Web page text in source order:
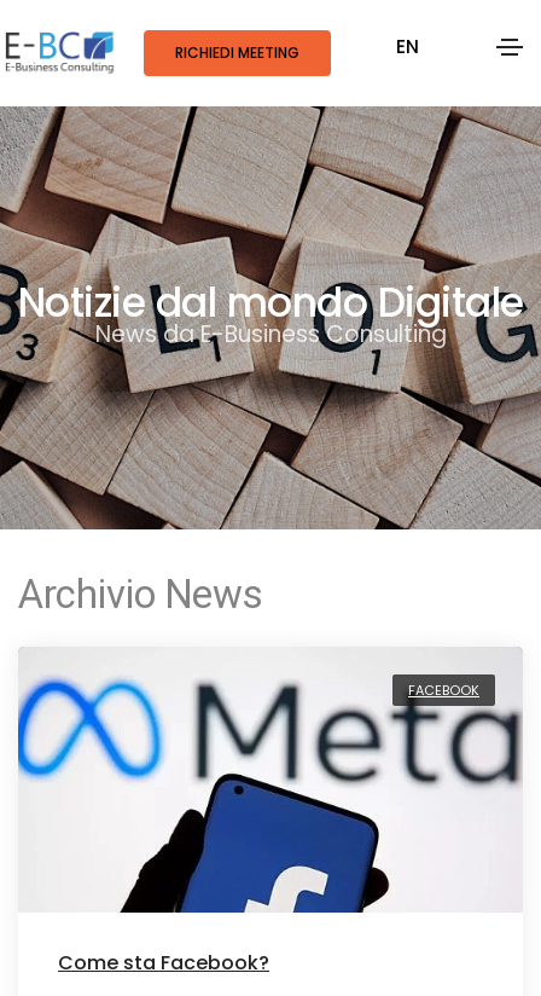
RICHIEDI MEETING EN
Notizie dal mondo Digitale
News da E-Business Consulting
Archivio News
FACEBOOK
Come sta Facebook?